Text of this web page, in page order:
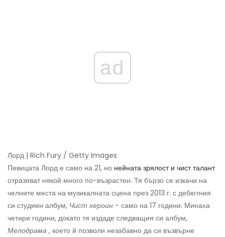
ad
Лорд | Rich Fury / Getty Images
Певицата Лорд е само на 21, но нейната зрялост и чист талант
отразяват някой много по-възрастен. Тя бързо се изкачи на
челните места на музикалната сцена през 2013 г. с дебютния
си студиен албум, Чист хероин - само на 17 години. Минаха
четири години, докато тя издаде следващия си албум,
Мелодрама , което й позволи незабавно да си възвърне